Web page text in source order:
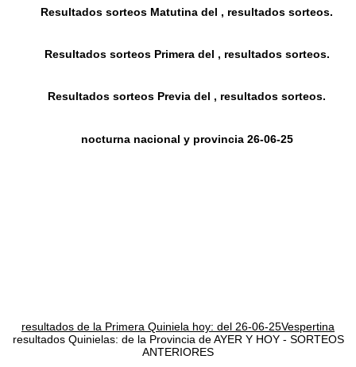
Resultados sorteos Matutina del , resultados sorteos.
Resultados sorteos Primera del , resultados sorteos.
Resultados sorteos Previa del , resultados sorteos.
nocturna nacional y provincia 26-06-25
resultados de la Primera Quiniela hoy: del 26-06-25Vespertina
resultados Quinielas: de la Provincia de AYER Y HOY - SORTEOS
ANTERIORES